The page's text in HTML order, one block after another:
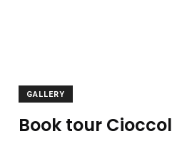
GALLERY
Book tour